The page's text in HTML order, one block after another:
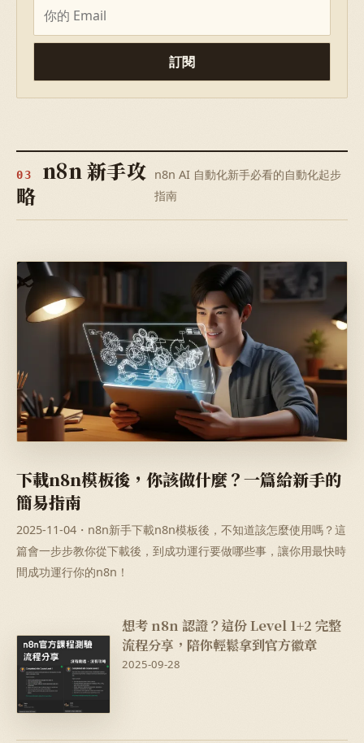
訂閱
03
n8n 新手攻
略
n8n AI 自動化新手必看的自動化起步
指南
下載n8n模板後，你該做什麼？一篇給新手的
簡易指南
2025-11-04・n8n新手下載n8n模板後，不知道該怎麼使用嗎？這
篇會一步步教你從下載後，到成功運行要做哪些事，讓你用最快時
間成功運行你的n8n！
想考 n8n 認證？這份 Level 1+2 完整
流程分享，陪你輕鬆拿到官方徽章
2025-09-28